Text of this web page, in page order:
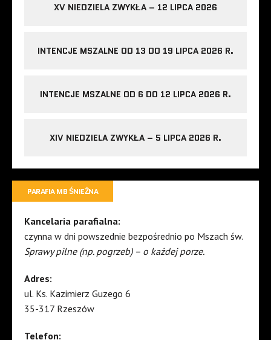
XV NIEDZIELA ZWYKŁA – 12 LIPCA 2026
INTENCJE MSZALNE OD 13 DO 19 LIPCA 2026 R.
INTENCJE MSZALNE OD 6 DO 12 LIPCA 2026 R.
XIV NIEDZIELA ZWYKŁA – 5 LIPCA 2026 R.
PARAFIA MB ŚNIEŻNA
Kancelaria parafialna:
czynna w dni powszednie bezpośrednio po Mszach św.
Sprawy pilne (np. pogrzeb) – o każdej porze.
Adres:
ul. Ks. Kazimierz Guzego 6
35-317 Rzeszów
Telefon: